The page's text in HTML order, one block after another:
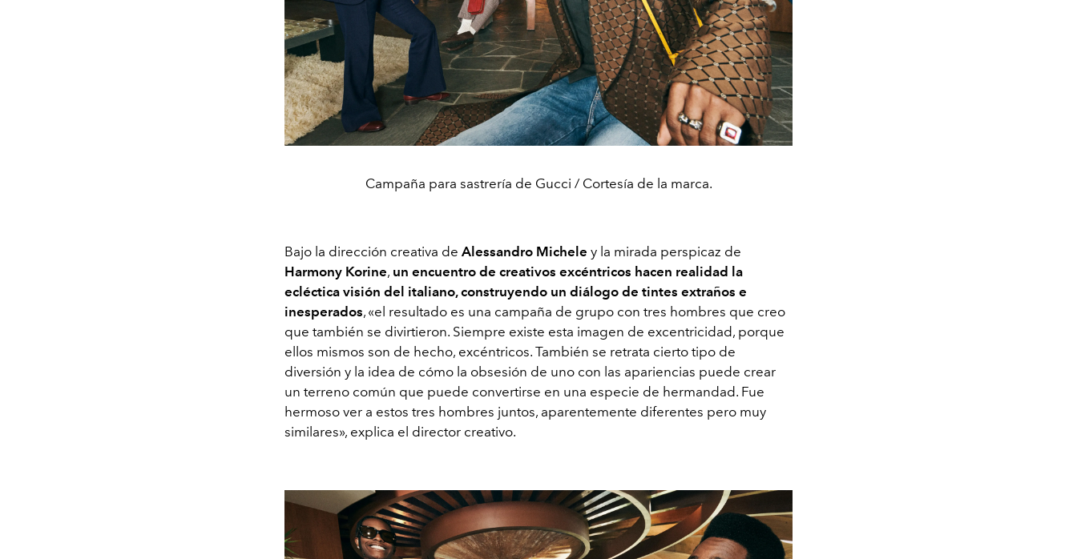
Campaña para sastrería de Gucci / Cortesía de la marca.
Bajo la dirección creativa de Alessandro Michele y la mirada perspicaz de
Harmony Korine, un encuentro de creativos excéntricos hacen realidad la
ecléctica visión del italiano, construyendo un diálogo de tintes extraños e
inesperados, «el resultado es una campaña de grupo con tres hombres que creo
que también se divirtieron. Siempre existe esta imagen de excentricidad, porque
ellos mismos son de hecho, excéntricos. También se retrata cierto tipo de
diversión y la idea de cómo la obsesión de uno con las apariencias puede crear
un terreno común que puede convertirse en una especie de hermandad. Fue
hermoso ver a estos tres hombres juntos, aparentemente diferentes pero muy
similares», explica el director creativo.